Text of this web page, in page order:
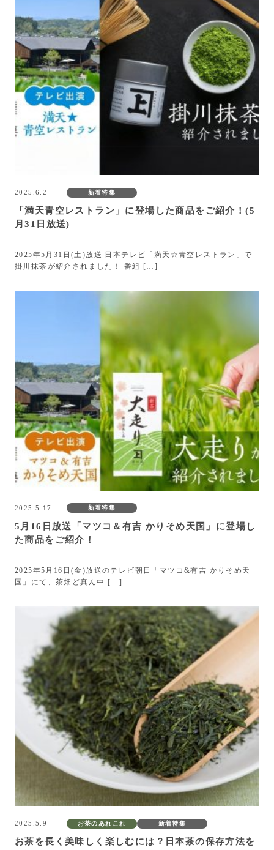
2025.6.2 新着特集
「満天青空レストラン」に登場した商品をご紹介！(5
月31日放送)
2025年5月31日(土)放送 日本テレビ「満天☆青空レストラン」で
掛川抹茶が紹介されました！ 番組 […]
2025.5.17 新着特集
5月16日放送「マツコ＆有吉 かりそめ天国」に登場し
た商品をご紹介！
2025年5月16日(金)放送のテレビ朝日「マツコ&有吉 かりそめ天
国」にて、茶畑ど真ん中 […]
2025.5.9 お茶のあれこれ 新着特集
お茶を長く美味しく楽しむには？日本茶の保存方法を